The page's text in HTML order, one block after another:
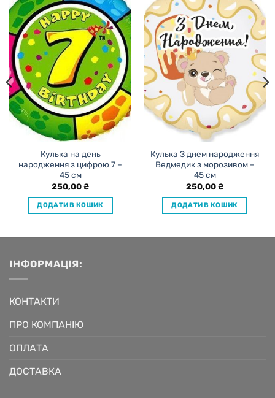
Кулька на день
народження з цифрою 7 –
45 см
250,00₴
ДОДАТИ В КОШИК
Кулька З днем народження
Ведмедик з морозивом –
45 см
250,00₴
ДОДАТИ В КОШИК
ІНФОРМАЦІЯ:
КОНТАКТИ
ПРО КОМПАНІЮ
ОПЛАТА
ДОСТАВКА